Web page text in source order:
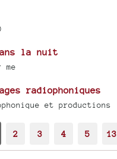
la nuit
radiophoniques
et productions
2 3 4 5 13